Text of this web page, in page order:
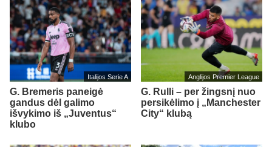
Italijos Serie A
G. Bremeris paneigė
gandus dėl galimo
išvykimo iš „Juventus“
klubo
Anglijos Premier League
G. Rulli – per žingsnį nuo
persikėlimo į „Manchester
City“ klubą